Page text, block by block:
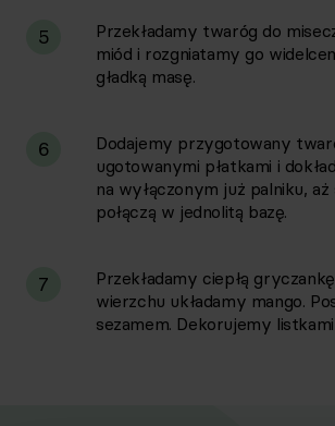
5
Przekładamy twaróg do
miód i rozgniatamy go
gładką masę.
6
Dodajemy przygotowany
ugotowanymi płatkami i
na wyłączonym już palniku, aż
połączą w jednolitą bazę.
7
Przekładamy ciepłą
wierzchu układamy mango.
sezamem. Dekorujemy